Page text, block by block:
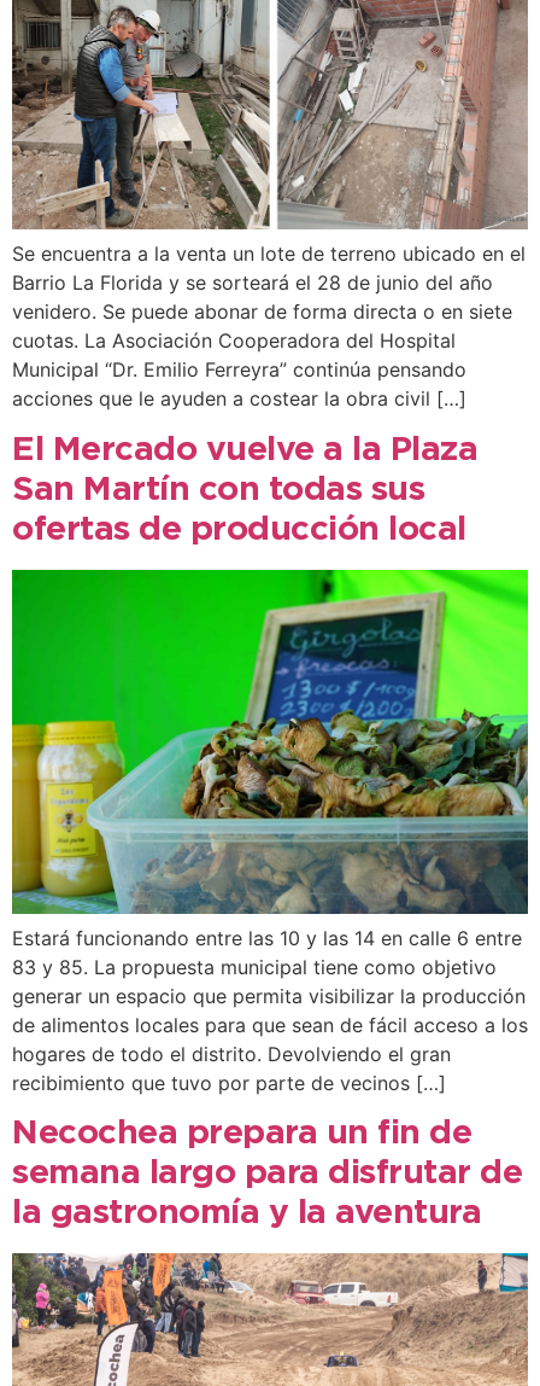
Se encuentra a la venta un lote de terreno ubicado en el
Barrio La Florida y se sorteará el 28 de junio del año
venidero. Se puede abonar de forma directa o en siete
cuotas. La Asociación Cooperadora del Hospital
Municipal “Dr. Emilio Ferreyra” continúa pensando
acciones que le ayuden a costear la obra civil […]
El Mercado vuelve a la Plaza
San Martín con todas sus
ofertas de producción local
Estará funcionando entre las 10 y las 14 en calle 6 entre
83 y 85. La propuesta municipal tiene como objetivo
generar un espacio que permita visibilizar la producción
de alimentos locales para que sean de fácil acceso a los
hogares de todo el distrito. Devolviendo el gran
recibimiento que tuvo por parte de vecinos […]
Necochea prepara un fin de
semana largo para disfrutar de
la gastronomía y la aventura